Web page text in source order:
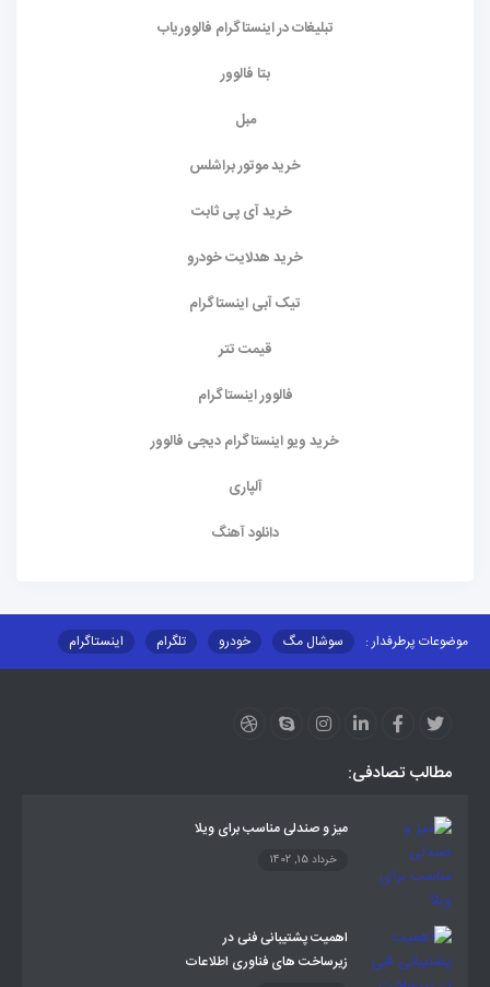
تبلیغات در اینستاگرام فالووریاب
بتا فالوور
مبل
خرید موتور براشلس
خرید آی پی ثابت
خرید هدلایت خودرو
تیک آبی اینستاگرام
قیمت تتر
فالوور اینستاگرام
خرید ویو اینستاگرام دیجی فالوور
آلپاری
دانلود آهنگ
موضوعات پرطرفدار : سوشال مگ خودرو تلگرام
اینستاگرام
مطالب تصادفی:
میز و صندلی مناسب برای ویلا
خرداد 15, 1402
اهمیت پشتیبانی فنی در
زیرساخت‌ های فناوری اطلاعات